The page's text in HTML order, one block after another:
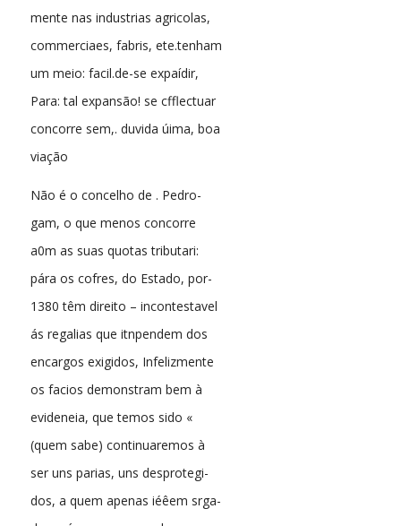
mente nas industrias agricolas,
commerciaes, fabris, ete.tenham
um meio: facil.de-se expaídir,
Para: tal expansão! se cfflectuar
concorre sem,. duvida úima, boa
viação
Não é o concelho de . Pedro-
gam, o que menos concorre
a0m as suas quotas tributari:
pára os cofres, do Estado, por-
1380 têm direito – incontestavel
ás regalias que itnpendem dos
encargos exigidos, Infelizmente
os facios demonstram bem à
evideneia, que temos sido «
(quem sabe) continuaremos à
ser uns parias, uns desprotegi-
dos, a quem apenas iéêem srga-